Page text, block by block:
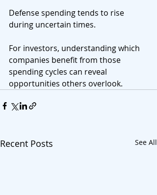
Defense spending tends to rise
during uncertain times.
For investors, understanding which
companies benefit from those
spending cycles can reveal
opportunities others overlook.
Recent Posts See All